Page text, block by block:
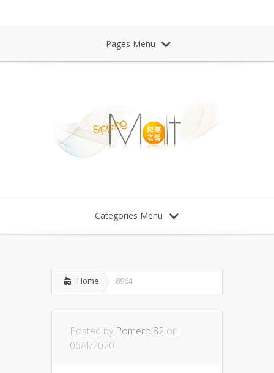
Pages Menu
Categories Menu
Home 8964
Posted by Pomerol82 on
06/4/2020